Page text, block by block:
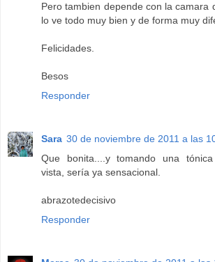
Pero tambien depende con la camara
lo ve todo muy bien y de forma muy
Felicidades.
Besos
Responder
Sara 30 de noviembre de 2011 a las
Que bonita....y tomando una
vista, sería ya sensacional.
abrazotedecisivo
Responder